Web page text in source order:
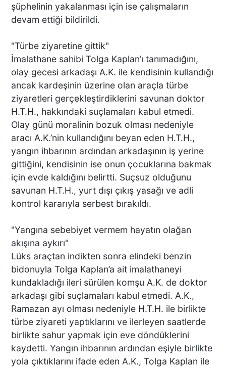
şüphelinin yakalanması için ise çalışmaların
devam ettiği bildirildi.
"Türbe ziyaretine gittik"
İmalathane sahibi Tolga Kaplan’ı tanımadığını,
olay gecesi arkadaşı A.K. ile kendisinin kullandığı
ancak kardeşinin üzerine olan araçla türbe
ziyaretleri gerçekleştirdiklerini savunan doktor
H.T.H., hakkındaki suçlamaları kabul etmedi.
Olay günü moralinin bozuk olması nedeniyle
aracı A.K.’nin kullandığını beyan eden H.T.H.,
yangın ihbarının ardından arkadaşının iş yerine
gittiğini, kendisinin ise onun çocuklarına bakmak
için evde kaldığını belirtti. Suçsuz olduğunu
savunan H.T.H., yurt dışı çıkış yasağı ve adli
kontrol kararıyla serbest bırakıldı.
"Yangına sebebiyet vermem hayatın olağan
akışına aykırı"
Lüks araçtan indikten sonra elindeki benzin
bidonuyla Tolga Kaplan’a ait imalathaneyi
kundakladığı ileri sürülen komşu A.K. de doktor
arkadaşı gibi suçlamaları kabul etmedi. A.K.,
Ramazan ayı olması nedeniyle H.T.H. ile birlikte
türbe ziyareti yaptıklarını ve ilerleyen saatlerde
birlikte sahur yapmak için eve döndüklerini
kaydetti. Yangın ihbarının ardından eşiyle birlikte
yola çıktıklarını ifade eden A.K., Tolga Kaplan ile